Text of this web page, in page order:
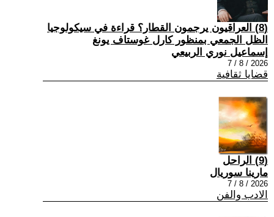
(8) العراقيون يرجمون القطار؟ قراءة في سيكولوجيا
الظل الجمعي بمنظور كارل غوستاف يونغ
إسماعيل نوري الربيعي
2026 / 8 / 7
قضايا ثقافية
(9) الراحل
مارينا سوريال
2026 / 8 / 7
الادب والفن